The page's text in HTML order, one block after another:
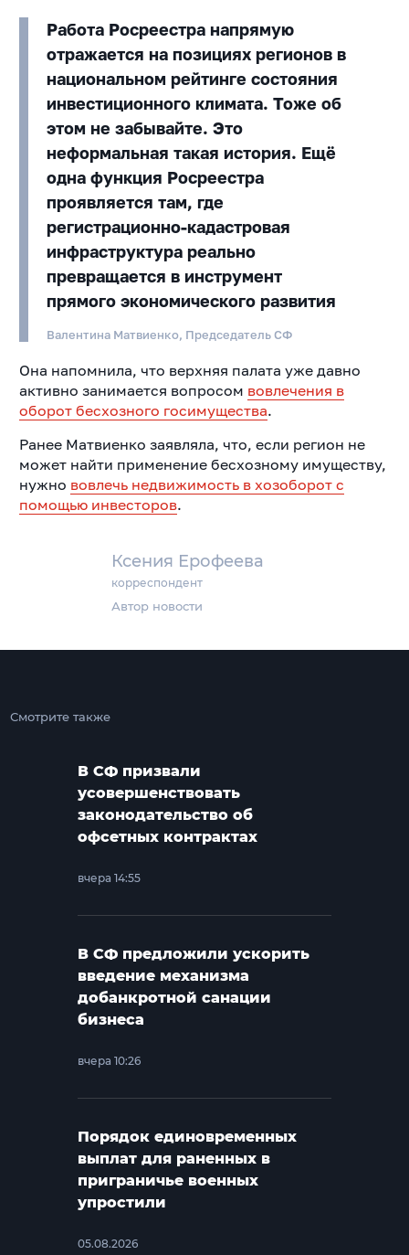
Ксения Ерофеева
корреспондент
Автор новости
Работа Росреестра напрямую
отражается на позициях регионов в
национальном рейтинге состояния
инвестиционного климата. Тоже об
этом не забывайте. Это
неформальная такая история. Ещё
одна функция Росреестра
проявляется там, где
регистрационно-кадастровая
инфраструктура реально
превращается в инструмент
прямого экономического развития
Валентина Матвиенко, Председатель СФ
Она напомнила, что верхняя палата уже давно
активно занимается вопросом вовлечения в
оборот бесхозного госимущества.
Ранее Матвиенко заявляла, что, если регион не
может найти применение бесхозному имуществу,
нужно вовлечь недвижимость в хозоборот с
помощью инвесторов.
Смотрите также
В СФ призвали
усовершенствовать
законодательство об
офсетных контрактах
вчера 14:55
В СФ предложили ускорить
введение механизма
добанкротной санации
бизнеса
вчера 10:26
Порядок единовременных
выплат для раненных в
приграничье военных
упростили
05.08.2026